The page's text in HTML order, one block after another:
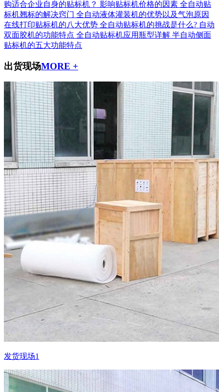
购适合企业自身的贴标机？ 影响贴标机价格的因素 全自动贴
标机翘标的解决窍门 全自动液体灌装机的优势以及气泡原因
在线打印贴标机的八大优势 全自动贴标机的挑战是什么? 自动
双面胶机的功能特点 全自动贴标机应用瓶型详解 半自动侧面
贴标机的五大功能特点
出货现场MORE +
发货现场1